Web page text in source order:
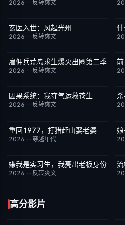
2026 · · 反转爽文
已完结
玄医入世：风起光州
2026 · · 反转爽文
已完结 6.0
雇佣兵荒岛求生爆火出圈第二季
2026 · · 反转爽文
已完结
因果系统：我夺气运救苍生
2026 · · 反转爽文
已完结 9.0
重回1977，打猎赶山娶老婆
2026 · · 穿越年代
已完结 5.0
嫌我是实习生，我亮出老板身份
2026 · · 反转爽文
高分影片